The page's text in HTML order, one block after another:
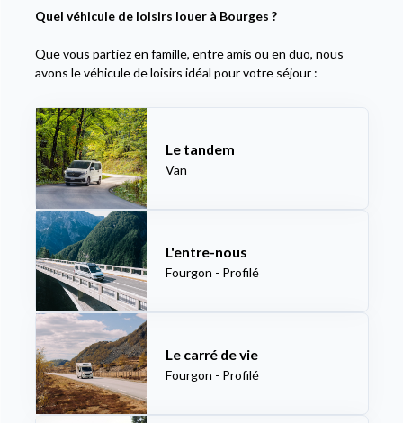
Quel véhicule de loisirs louer à Bourges ?
Que vous partiez en famille, entre amis ou en duo, nous
avons le véhicule de loisirs idéal pour votre séjour :
Le tandem
Van
L'entre-nous
Fourgon - Profilé
Le carré de vie
Fourgon - Profilé